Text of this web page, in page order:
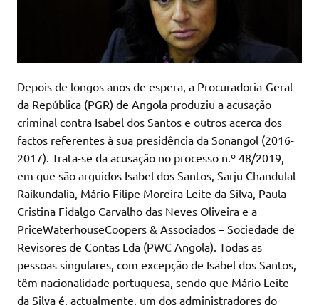
Depois de longos anos de espera, a Procuradoria-Geral
da República (PGR) de Angola produziu a acusação
criminal contra Isabel dos Santos e outros acerca dos
factos referentes à sua presidência da Sonangol (2016-
2017). Trata-se da acusação no processo n.º 48/2019,
em que são arguidos Isabel dos Santos, Sarju Chandulal
Raikundalia, Mário Filipe Moreira Leite da Silva, Paula
Cristina Fidalgo Carvalho das Neves Oliveira e a
PriceWaterhouseCoopers & Associados – Sociedade de
Revisores de Contas Lda (PWC Angola). Todas as
pessoas singulares, com excepção de Isabel dos Santos,
têm nacionalidade portuguesa, sendo que Mário Leite
da Silva é, actualmente, um dos administradores do